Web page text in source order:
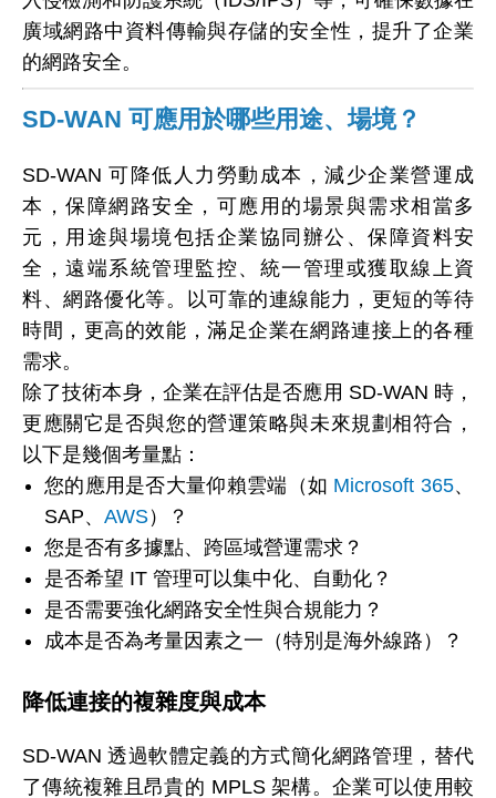
廣域網路中資料傳輸與存儲的安全性，提升了企業
的網路安全。
SD-WAN 可應用於哪些用途、場境？
SD-WAN 可降低人力勞動成本，減少企業營運成
本，保障網路安全，可應用的場景與需求相當多
元，用途與場境包括企業協同辦公、保障資料安
全，遠端系統管理監控、統一管理或獲取線上資
料、網路優化等。以可靠的連線能力，更短的等待
時間，更高的效能，滿足企業在網路連接上的各種
需求。
除了技術本身，企業在評估是否應用 SD-WAN 時，
更應關它是否與您的營運策略與未來規劃相符合，
以下是幾個考量點：
您的應用是否大量仰賴雲端（如 Microsoft 365、
SAP、 AWS）？
您是否有多據點、跨區域營運需求？
是否希望 IT 管理可以集中化、自動化？
是否需要強化網路安全性與合規能力？
成本是否為考量因素之一（特別是海外線路）？
降低連接的複雜度與成本
SD-WAN 透過軟體定義的方式簡化網路管理，替代
了傳統複雜且昂貴的 MPLS 架構。企業可以使用較